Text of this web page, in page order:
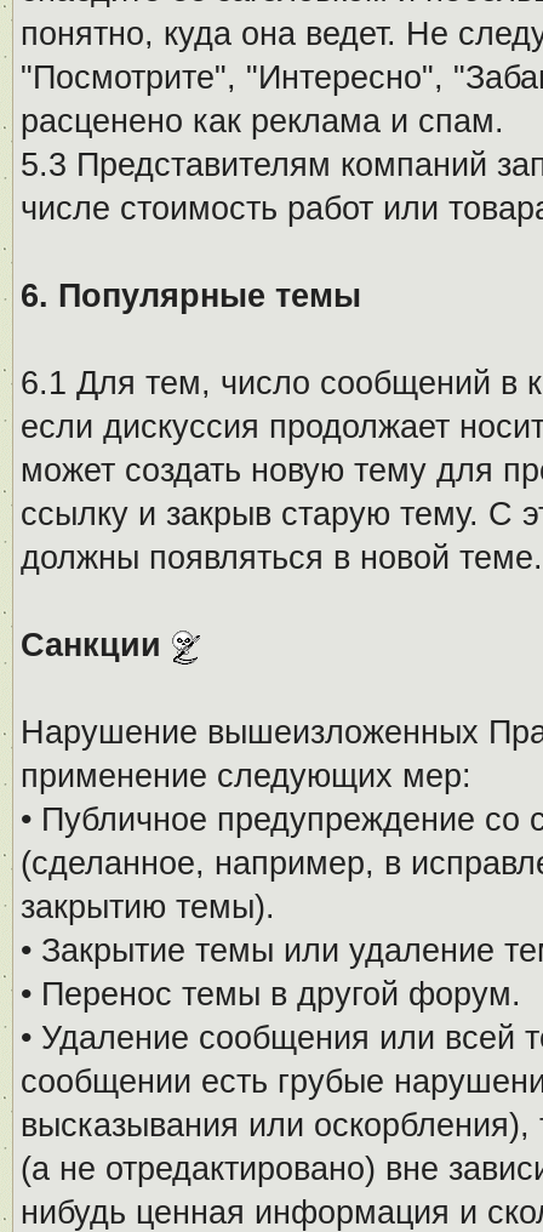
понятно, куда она ведет. Не
"Посмотрите", "Интересно",
расценено как реклама и спам.
5.3 Представителям компаний
числе стоимость работ или
6. Популярные темы
6.1 Для тем, число сообщений в
если дискуссия продолжает
может создать новую тему для
ссылку и закрыв старую тему. С
должны появляться в новой теме.
Санкции
Нарушение вышеизложенных
применение следующих мер:
• Публичное предупреждение
(сделанное, например, в
закрытию темы).
• Закрытие темы или удаление
• Перенос темы в другой форум.
• Удаление сообщения или всей
сообщении есть грубые
высказывания или
(а не отредактировано) вне
нибудь ценная информация и